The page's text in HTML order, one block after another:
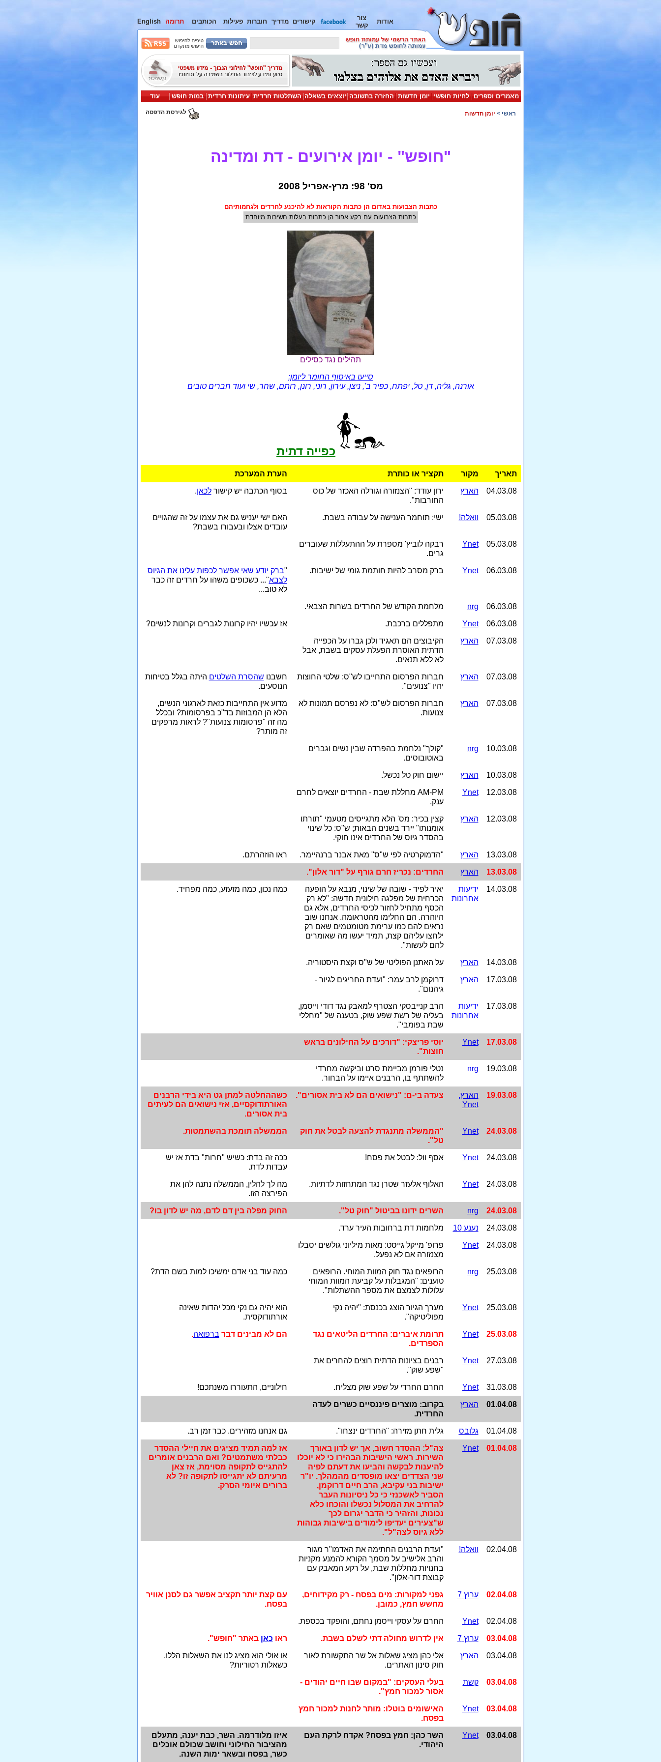
אודות
צור
קשר
קישורים מדריך חוברות פעילות הכותבים תרומה English
מאמרים וספרים לחיות חופשי יומן חדשות החזרה בתשובה יוצאים בשאלה השתלטות חרדית עיתונות חרדית במות חופש עוד
ראשי > יומן חדשות לגירסת הדפסה
"חופש" - יומן אירועים - דת ומדינה
מס' 98: מרץ-אפריל 2008
כתבות הצבועות באדום הן כתבות הקוראות לא להיכנע לחרדים ולגחמותיהם
כתבות הצבועות עם רקע אפור הן כתבות בעלות חשיבות מיוחדת
תהילים נגד כסילים
סייעו באיסוף החומר ליומן:
אורנה, גליה, דן, טל, יפתח, כפיר ב', ניצן, עירון, רוני, רונן, רותם, שחר, שי ועוד חברים טובים
כפייה דתית
הערת המערכת תקציר או כותרת מקור תאריך
בסוף הכתבה יש קישורלכאן.
ירון עודד: "הצנזורה וגורלה האכזר של כוס
החורבות".
הארץ 04.03.08
האם ישי יעניש גם את עצמו על זה שהגויים
עובדים אצלו ובעבורו בשבת?
ישי: תוחמר הענישה על עבודה בשבת. וואלה! 05.03.08
רבקה לוביץ' מספרת על ההתעללות שעוברים
גרים.
Ynet 05.03.08
"ברק יודע שאי אפשר לכפות עלינו את הגיוס
לצבא"... כשכופים משהו על חרדים זה כבר
לא טוב...
ברק מסרב להיות חותמת גומי של ישיבות. Ynet 06.03.08
מלחמת הקודש של החרדים בשרות הצבאי. nrg 06.03.08
אז עכשיו יהיו קרונות לגברים וקרונות לנשים? מתפללים ברכבת. Ynet 06.03.08
הקיבוצים הם תאגיד ולכן גברו על הכפייה
הדתית האוסרת הפעלת עסקים בשבת, אבל
לא ללא תנאים.
הארץ 07.03.08
חשבנו שהסרת השלטים היתה בגלל בטיחות
הנוסעים.
חברות הפרסום התחייבו לש"ס: שלטי החוצות
יהיו "צנועים".
הארץ 07.03.08
מדוע אין התחייבות כזאת לארגוני הנשים,
הלא הן המבוזות בד"כ בפרסומות? ובכלל
מה זה "פרסומות צנועות"? לראות מרפקים
זה מותר?
חברות הפרסום לש"ס: לא נפרסם תמונות לא
צנועות.
הארץ 07.03.08
"קולך" נלחמת בהפרדה שבין נשים וגברים
באוטובוסים.
nrg 10.03.08
יישום חוק טל נכשל. הארץ 10.03.08
AM-PM מחללת שבת - החרדים יוצאים לחרם
ענק.
Ynet 12.03.08
קצין בכיר: מס' הלא מתגייסים מטעמי "תורתו
אומנותו" יירד בשנים הבאות; ש"ס: כל שינוי
בהסדר גיוס של החרדים אינו חוקי.
הארץ 12.03.08
ראו הוזהרתם. "הדמוקרטיה לפי ש"ס" מאת אבנר ברנהיימר. הארץ 13.03.08
החרדים: נכריז חרם גורף על "דור אלון". הארץ 13.03.08
כמה נכון, כמה מזעזע, כמה מפחיד.
יאיר לפיד - שובה של שינוי, מנבא על הופעה
הכרחית של מפלגה חילונית חדשה: "לא רק
הכסף מתחיל לחזור לכיסי החרדים, אלא גם
היוהרה. הם החלימו מהטראומה. אנחנו שוב
נראים להם כמו ערימת מטומטמים שאם רק
ילחצו עליהם קצת, תמיד יעשו מה שאומרים
להם לעשות".
ידיעות
אחרונות
14.03.08
על האתנן הפוליטי של ש"ס וקצת היסטוריה. הארץ 14.03.08
דרוקמן לרב עמר: "ועדת החריגים לגיור -
גיהנום".
הארץ 17.03.08
הרב קנייבסקי הצטרף למאבק נגד דודי וייסמן,
בעליה של רשת שפע שוק, בטענה של "מחללי
שבת בפומבי".
ידיעות
אחרונות
17.03.08
יוסי פריצקי: "דורכים על החילונים בראש
חוצות".
Ynet 17.03.08
נטלי פורמן מביימת סרט וביקשה מחרדי
להשתתף בו, הרבנים איימו על הבחור.
nrg 19.03.08
כשההחלטה למתן גט היא בידי הרבנים
האורתודוקסיים, אזי נישואים הם לעיתים
בית אסורים.
צעדה בי-ם: "נישואים הם לא בית אסורים". הארץ,
Ynet
19.03.08
הממשלה תומכת בהשתמטות.
"הממשלה מתנגדת להצעה לבטל את חוק
טל".
Ynet 24.03.08
ככה זה בדת: כשיש "חרות" בדת אז יש
עבדות לדת.
אסף וול: לבטל את פסח! Ynet 24.03.08
מה לך להלין, הממשלה נתנה להן את
הפירצה הזו.
האלוף אלעזר שטרן נגד המתחזות לדתיות. Ynet 24.03.08
החוק מפלה בין דם לדם, מה יש לדון בו? השרים ידונו בביטול "חוק טל". nrg 24.03.08
מלחמות דת ברחובות העיר ערד. נענע 10 24.03.08
פרופ' מייקל גייסט: מאות מיליוני גולשים יסבלו
מצנזורה אם לא נפעל.
Ynet 24.03.08
כמה עוד בני אדם ימשיכו למות בשם הדת?
הרופאים נגד חוק המוות המוחי. הרופאים
טוענים: "המגבלות על קביעת המוות המוחי
עלולות לצמצם את מספר ההשתלות".
nrg 25.03.08
הוא יהיה גם נקי מכל יהדות שאינה
אורתודוקסית.
מערך הגיור הוצג בכנסת: "יהיה נקי
מפוליטיקה".
Ynet 25.03.08
הם לא מבינים דבר ברפואה.
תרומת איברים: החרדים הליטאים נגד
הספרדים.
Ynet 25.03.08
רבנים בציונות הדתית רוצים להחרים את
"שפע שוק".
Ynet 27.03.08
חילוניים, התעוררו משנתכם! החרם החרדי על שפע שוק מצליח. Ynet 31.03.08
בקרוב: מוצרים פיננסיים כשרים לעדה
החרדית.
הארץ 01.04.08
גם אנחנו מזהירים. כבר זמן רב. גלית חתן מזירה: "החרדים ינצחו". גלובס 01.04.08
אז למה תמיד מציגים את חיילי ההסדר
כבלתי משתמטים? ואם הרבנים אומרים
להתגייס לתקופה מסוימת, אז צאן
מרעיתם לא יתגייסו לתקופה זו? לא
ברורים איומי הסרק.
צה"ל: ההסדר חשוב, אך יש לדון באורך
השירות. ראשי הישיבות הבהירו כי לא יוכלו
להיענות לבקשה והביעו את דעתם לפיה
שני הצדדים יצאו מופסדים מהמהלך. יו"ר
ישיבות בני עקיבא, הרב חיים דרוקמן,
הסביר לאשכנזי כי כל ניסיונות העבר
להרחיב את המסלול נכשלו והוכחו כלא
נכונות, והזהיר כי הדבר יגרום לכך
ש"צעירים יעדיפו לימודים בישיבות גבוהות
ללא גיוס לצה"ל".
Ynet 01.04.08
"ועדת הרבנים החתימה את האדמו"ר מגור
והרב אלישיב על מסמך הקורא להמנע מקניות
בחנויות מחללות שבת, על רקע המאבק עם
קבוצת דור-אלון".
וואלה! 02.04.08
עם קצת יותר תקציב אפשר גם לסנן אוויר
בפסח.
גפני למקורות: מים בפסח - רק מקידוחים,
מחשש חמץ, כמובן.
ערוץ7 02.04.08
החרם על עסקי וייסמן נחתם, והופקד בכספת. Ynet 02.04.08
ראו כאן באתר "חופש". אין לדרוש מחולה דתי לשלם בשבת. ערוץ7 03.04.08
או אולי הוא מציג לנו את השאלות הללו,
כשאלות רטוריות?
אלי כהן מציג שאלות אל שר התקשורת לאור
חוק סינון האתרים.
הארץ 03.04.08
בעלי העסקים: "במקום שבו חיים יהודים -
אסור למכור חמץ".
קשת 03.04.08
האישומים בוטלו: מותר לחנות למכור חמץ
בפסח.
Ynet 03.04.08
איזו מלודרמה. השר, כבת יענה, מתעלם
מהציבור החילוני וחושב שכולם אוכלים
כשר, בפסח ובשאר ימות השנה.
השר כהן: חמץ בפסח? אקדח לרקת העם
היהודי.
Ynet 03.04.08